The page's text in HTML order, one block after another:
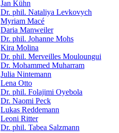
Jan Kühn
Dr. phil. Nataliya Levkovych
Myriam Macé
Daria Manweiler
Dr. phil. Johanne Mohs
Kira Molina
Dr. phil. Merveilles Mouloungui
Dr. Mohammed Muharram
Julia Nintemann
Lena Otto
Dr. phil. Folajimi Oyebola
Dr. Naomi Peck
Lukas Reddemann
Leoni Ritter
Dr. phil. Tabea Salzmann